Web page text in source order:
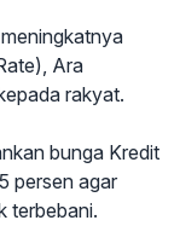
Ara
rakyat.
bunga Kredit
persen agar
terbebani.